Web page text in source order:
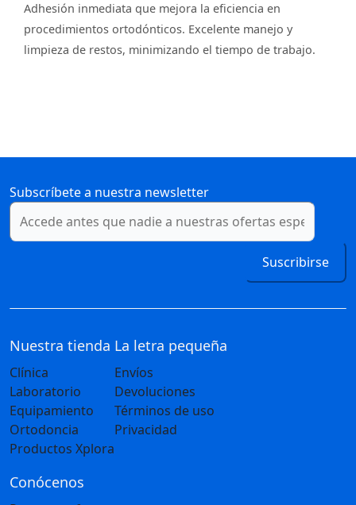
Adhesión inmediata que mejora la eficiencia en
procedimientos ortodónticos. Excelente manejo y
limpieza de restos, minimizando el tiempo de trabajo.
Subscríbete a nuestra newsletter
Suscribirse
Nuestra tienda
Clínica
Laboratorio
Equipamiento
Ortodoncia
Productos Xplora
La letra pequeña
Envíos
Devoluciones
Términos de uso
Privacidad
Conócenos